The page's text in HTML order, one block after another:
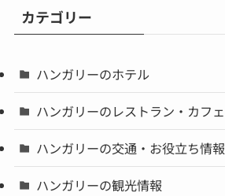
カテゴリー
ハンガリーのホテル
ハンガリーのレストラン・カフェ
ハンガリーの交通・お役立ち情報
ハンガリーの観光情報